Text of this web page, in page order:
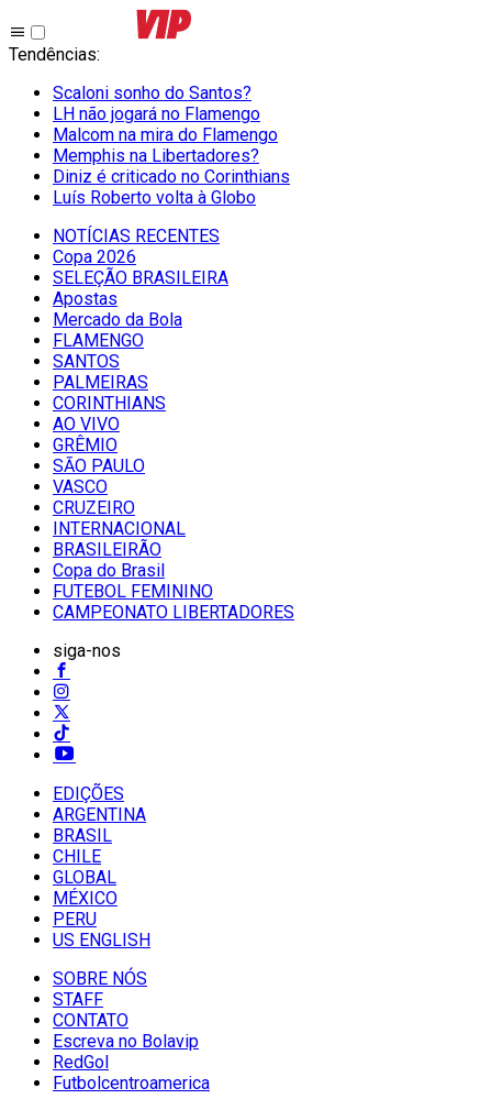
Tendências:
Scaloni sonho do Santos?
LH não jogará no Flamengo
Malcom na mira do Flamengo
Memphis na Libertadores?
Diniz é criticado no Corinthians
Luís Roberto volta à Globo
NOTÍCIAS RECENTES
Copa 2026
SELEÇÃO BRASILEIRA
Apostas
Mercado da Bola
FLAMENGO
SANTOS
PALMEIRAS
CORINTHIANS
AO VIVO
GRÊMIO
SĀO PAULO
VASCO
CRUZEIRO
INTERNACIONAL
BRASILEIRÃO
Copa do Brasil
FUTEBOL FEMININO
CAMPEONATO LIBERTADORES
siga-nos
EDIÇÕES
ARGENTINA
BRASIL
CHILE
GLOBAL
MÉXICO
PERU
US ENGLISH
SOBRE NÓS
STAFF
CONTATO
Escreva no Bolavip
RedGol
Futbolcentroamerica